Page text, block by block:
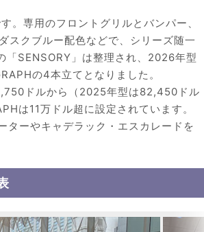
。専用のフロントグリルとバンパー、
スクブルー配色などで、シリーズ随一
「SENSORY」は整理され、2026年型
の4本立てとなりました。
ドルから（2025年型は82,450ドル
は11万ドル超に設定されています。
ターやキャデラック・エスカレードを